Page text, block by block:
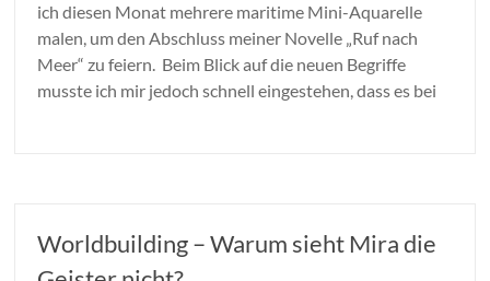
ich diesen Monat mehrere maritime Mini-Aquarelle
malen, um den Abschluss meiner Novelle „Ruf nach
Meer“ zu feiern. Beim Blick auf die neuen Begriffe
musste ich mir jedoch schnell eingestehen, dass es bei
Worldbuilding – Warum sieht Mira die